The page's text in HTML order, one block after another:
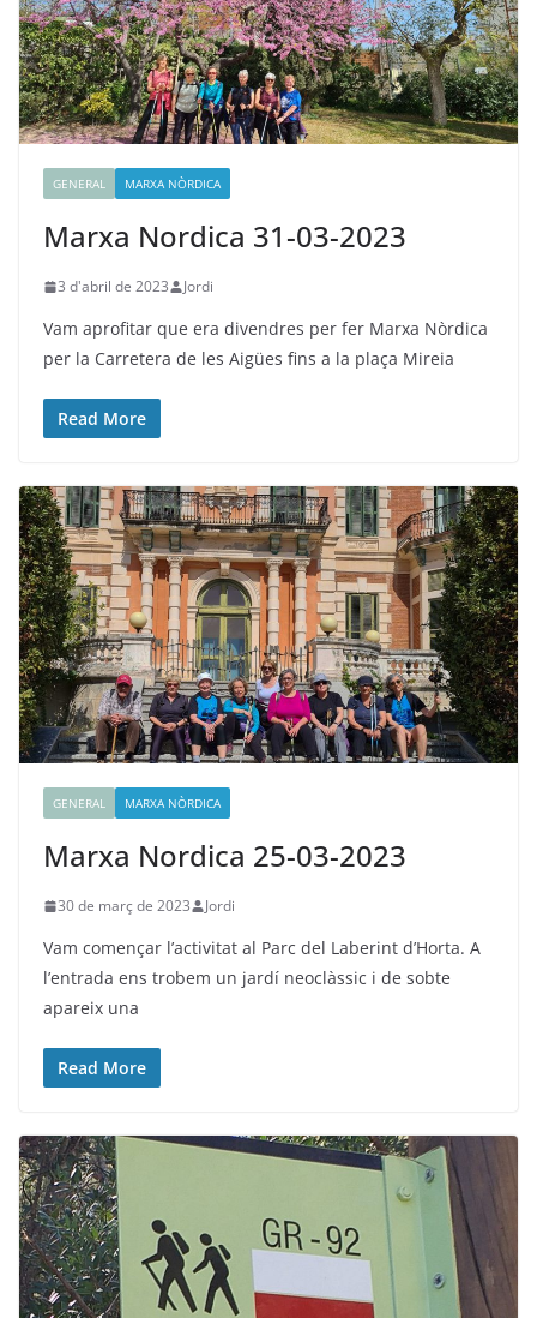
GENERAL MARXA NÒRDICA
Marxa Nordica 31-03-2023
3 d'abril de 2023 Jordi
Vam aprofitar que era divendres per fer Marxa Nòrdica
per la Carretera de les Aigües fins a la plaça Mireia
Read More
GENERAL MARXA NÒRDICA
Marxa Nordica 25-03-2023
30 de març de 2023 Jordi
Vam començar l’activitat al Parc del Laberint d’Horta. A
l’entrada ens trobem un jardí neoclàssic i de sobte
apareix una
Read More